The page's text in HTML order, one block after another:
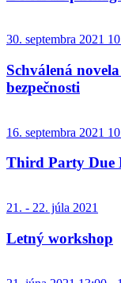
30. septembra 2021
Schválená
bezpečnosti
16. septembra 2021
Third Party Due
21. - 22. júla 2021
Letný workshop